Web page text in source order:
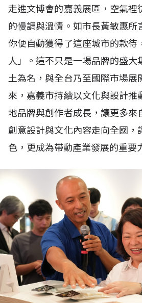
走進文博會的嘉義展區，空氣裡
的慢調與溫情。如市長黃敏惠所
你便自動獲得了這座城市的款待
人」。這不只是一場品牌的盛大
土為名，與全台乃至國際市場展
來，嘉義市持續以文化與設計推
地品牌與創作者成長，讓更多來
創意設計與文化內容走向全國，
色，更成為帶動產業發展的重要